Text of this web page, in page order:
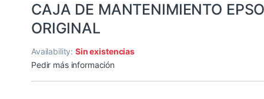
CAJA DE MANTENIMIENTO
ORIGINAL
Availability:Sin existencias
Pedir más información